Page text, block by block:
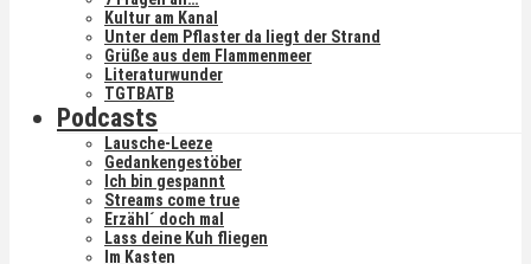
Kultur am Kanal
Unter dem Pflaster da liegt der Strand
Grüße aus dem Flammenmeer
Literaturwunder
TGTBATB
Podcasts
Lausche-Leeze
Gedankengestöber
Ich bin gespannt
Streams come true
Erzähl´ doch mal
Lass deine Kuh fliegen
Im Kasten